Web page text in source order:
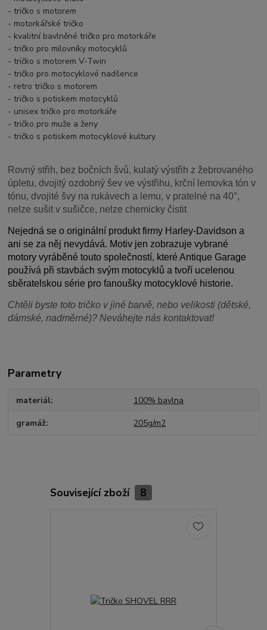
- tričko s motorem
- motorkářské tričko
- kvalitní bavlněné tričko pro motorkáře
- tričko pro milovníky motocyklů
- tričko s motorem V-Twin
- tričko pro motocyklové nadšence
- retro tričko s motorem
- tričko s potiskem motocyklů
- unisex tričko pro motorkáře
- tričko pro muže a ženy
- tričko s potiskem motocyklové kultury
Rovný střih, bez bočních švů, kulatý výstřih z žebrovaného
úpletu, dvojitý ozdobný šev ve výstřihu, krční lemovka tón v
tónu, dvojité švy na rukávech a lemu, v pratelné na 40°,
nelze sušit v sušičce, nelze chemicky čistit
Nejedná se o originální produkt firmy Harley-Davidson a
ani se za něj nevydává. Motiv jen zobrazuje vybrané
motory vyráběné touto společností, které Antique Garage
používá při stavbách svým motocyklů a tvoří ucelenou
sběratelskou série pro fanoušky motocyklové historie.
Chtěli byste toto tričko v jiné barvě, nebo velikosti (dětské,
dámské, nadměrné)? Neváhejte nás kontaktovat!
Parametry
materiál 100% bavlna
gramáž 205g/m2
Související zboží 8